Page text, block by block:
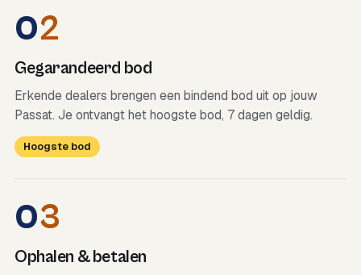
02
Gegarandeerd bod
Erkende dealers brengen een bindend bod uit op jouw
Passat. Je ontvangt het hoogste bod, 7 dagen geldig.
Hoogste bod
03
Ophalen & betalen